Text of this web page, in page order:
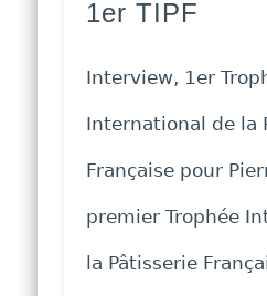
1er TIPF
Interview, 1er
International de la
Française pour
premier Trophée
la Pâtisserie